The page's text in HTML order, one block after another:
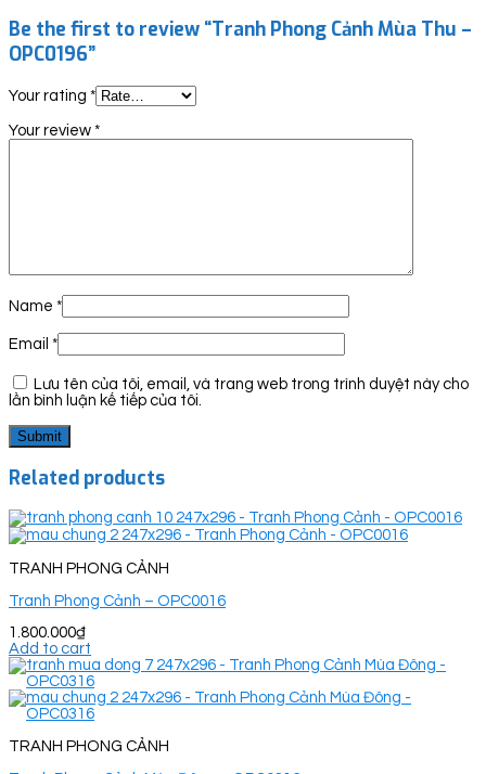
Be the first to review “Tranh Phong Cảnh Mùa Thu –
OPC0196”
Your rating *
Your review *
Name *
Email *
Lưu tên của tôi, email, và trang web trong trình duyệt này cho
lần bình luận kế tiếp của tôi.
Related products
TRANH PHONG CẢNH
Tranh Phong Cảnh – OPC0016
1.800.000₫
Add to cart
TRANH PHONG CẢNH